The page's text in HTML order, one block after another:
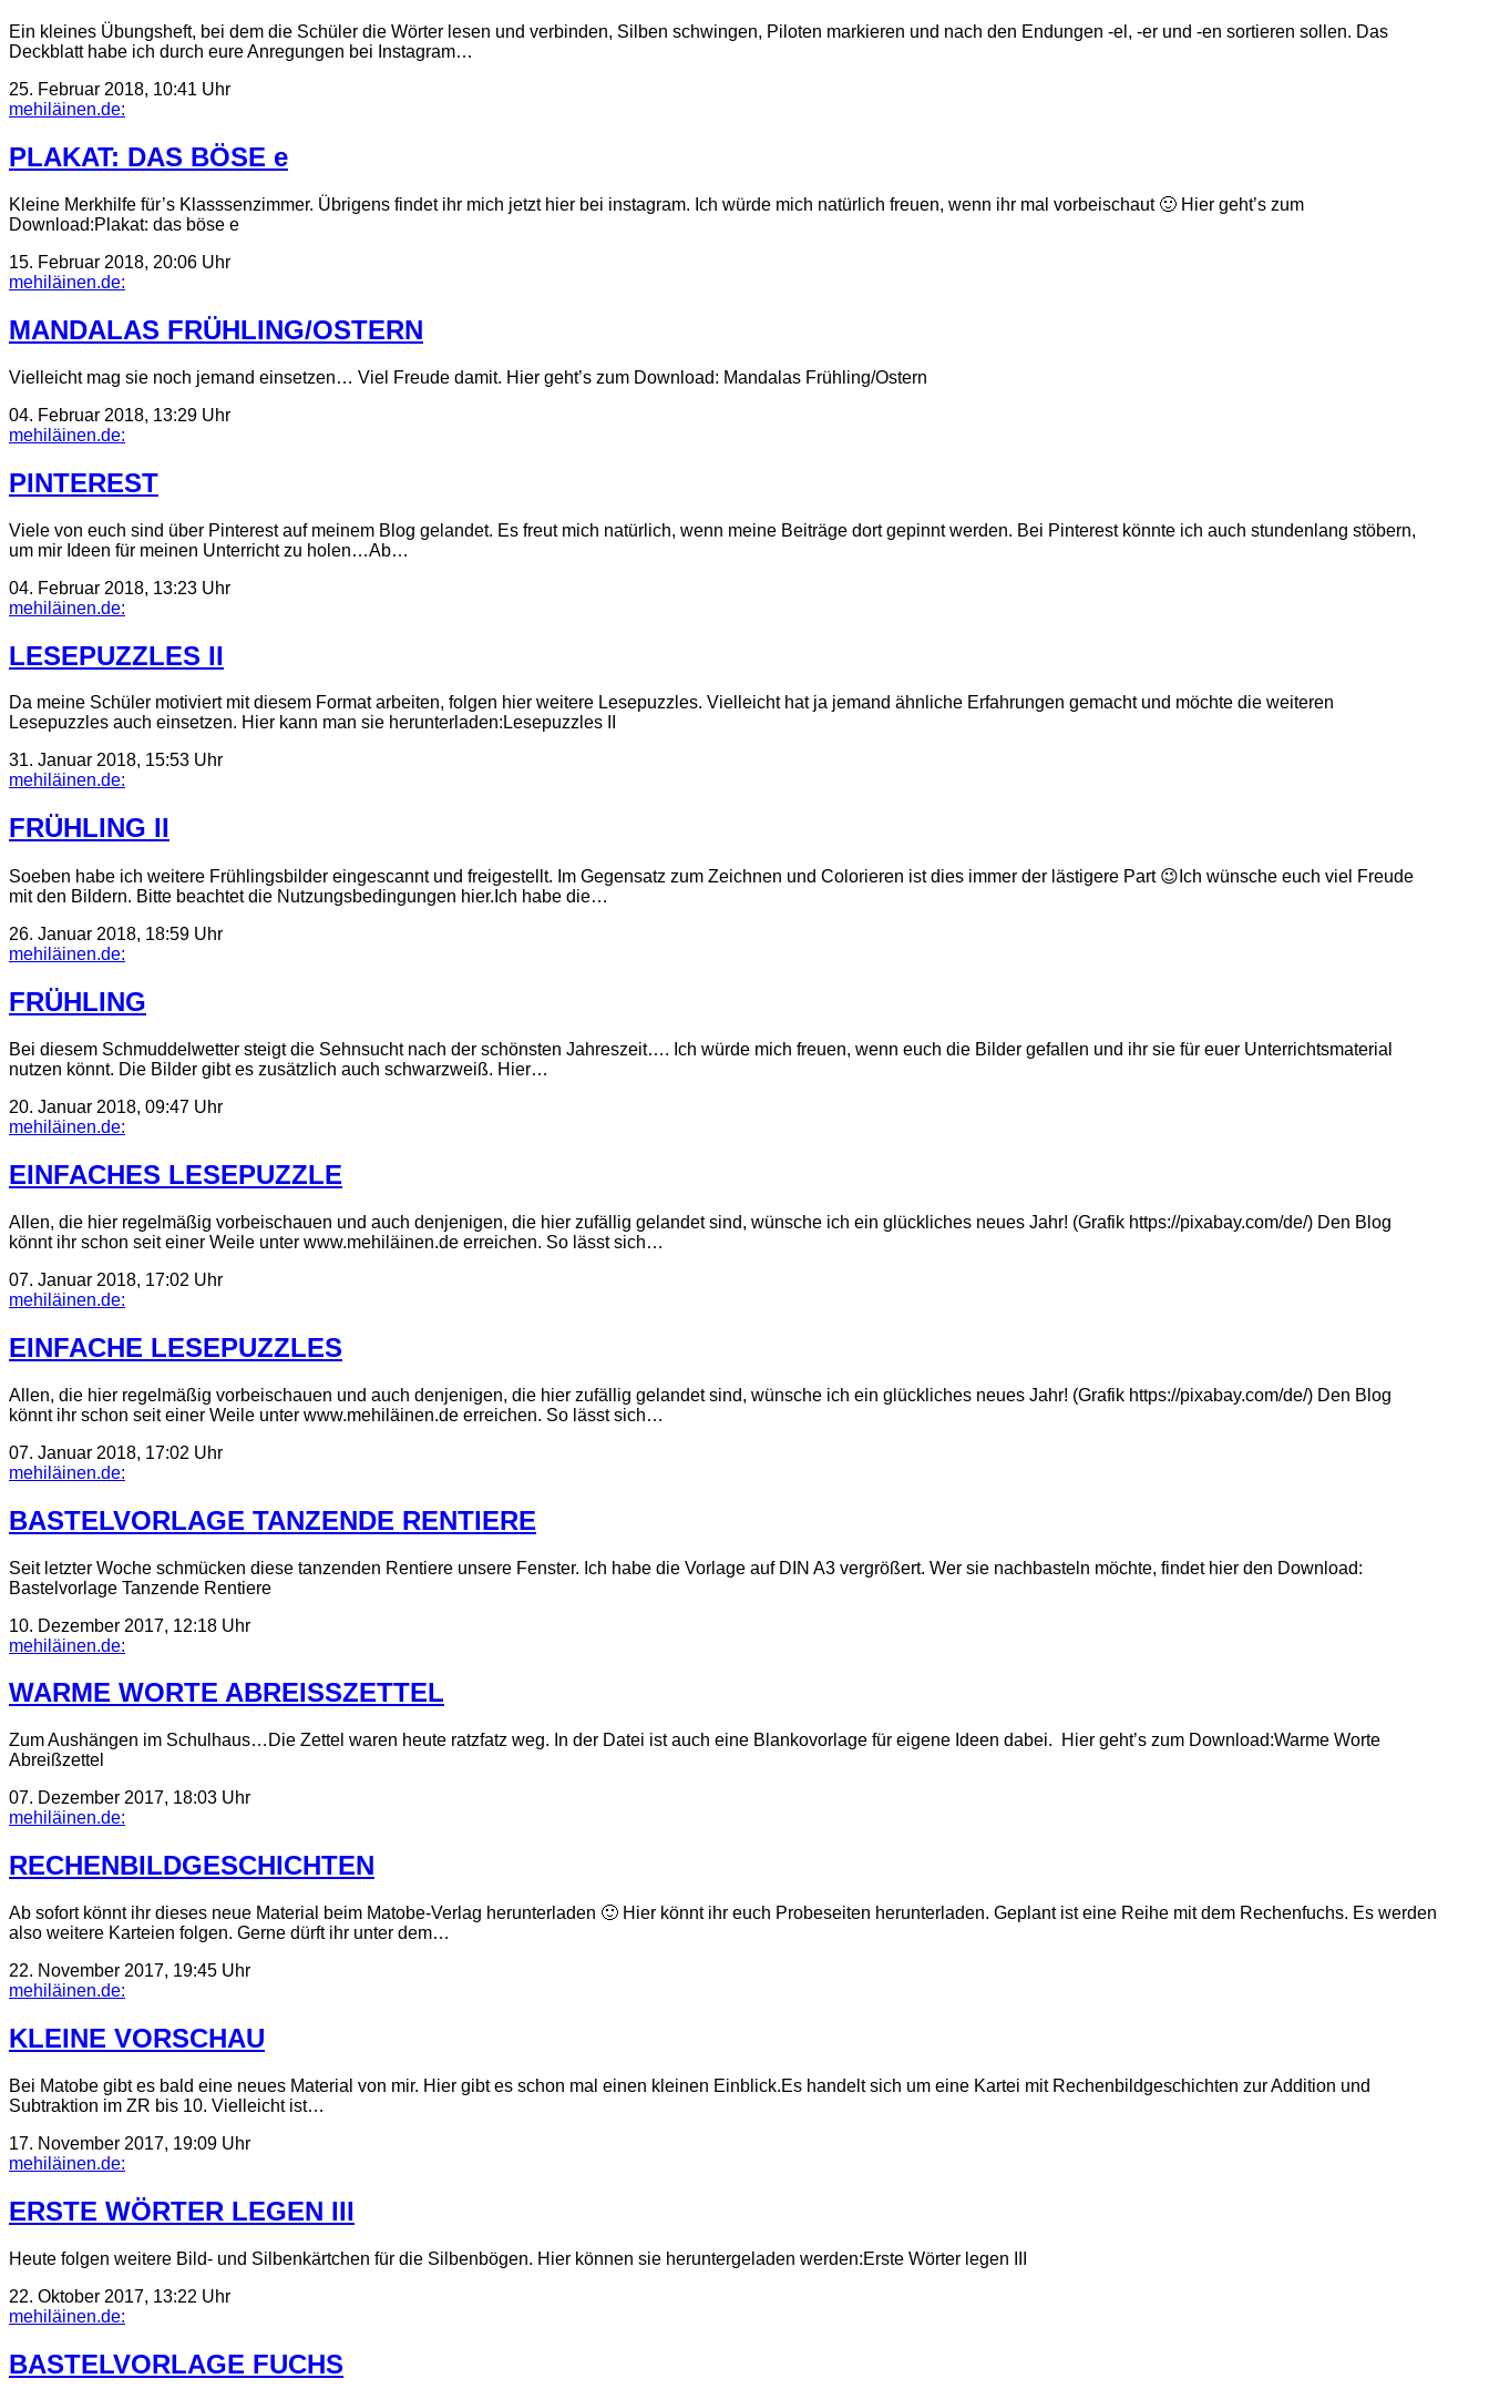
Ein kleines Übungsheft, bei dem die Schüler die Wörter lesen und verbinden, Silben schwingen, Piloten markieren und nach den Endungen -el, -er und -en sortieren sollen. Das
Deckblatt habe ich durch eure Anregungen bei Instagram…
25. Februar 2018, 10:41 Uhr
mehiläinen.de:
PLAKAT: DAS BÖSE e
Kleine Merkhilfe für’s Klasssenzimmer. Übrigens findet ihr mich jetzt hier bei instagram. Ich würde mich natürlich freuen, wenn ihr mal vorbeischaut 🙂 Hier geht’s zum
Download:Plakat: das böse e
15. Februar 2018, 20:06 Uhr
mehiläinen.de:
MANDALAS FRÜHLING/OSTERN
Vielleicht mag sie noch jemand einsetzen… Viel Freude damit. Hier geht’s zum Download: Mandalas Frühling/Ostern
04. Februar 2018, 13:29 Uhr
mehiläinen.de:
PINTEREST
Viele von euch sind über Pinterest auf meinem Blog gelandet. Es freut mich natürlich, wenn meine Beiträge dort gepinnt werden. Bei Pinterest könnte ich auch stundenlang stöbern,
um mir Ideen für meinen Unterricht zu holen…Ab…
04. Februar 2018, 13:23 Uhr
mehiläinen.de:
LESEPUZZLES II
Da meine Schüler motiviert mit diesem Format arbeiten, folgen hier weitere Lesepuzzles. Vielleicht hat ja jemand ähnliche Erfahrungen gemacht und möchte die weiteren
Lesepuzzles auch einsetzen. Hier kann man sie herunterladen:Lesepuzzles II
31. Januar 2018, 15:53 Uhr
mehiläinen.de:
FRÜHLING II
Soeben habe ich weitere Frühlingsbilder eingescannt und freigestellt. Im Gegensatz zum Zeichnen und Colorieren ist dies immer der lästigere Part 😉Ich wünsche euch viel Freude
mit den Bildern. Bitte beachtet die Nutzungsbedingungen hier.Ich habe die…
26. Januar 2018, 18:59 Uhr
mehiläinen.de:
FRÜHLING
Bei diesem Schmuddelwetter steigt die Sehnsucht nach der schönsten Jahreszeit…. Ich würde mich freuen, wenn euch die Bilder gefallen und ihr sie für euer Unterrichtsmaterial
nutzen könnt. Die Bilder gibt es zusätzlich auch schwarzweiß. Hier…
20. Januar 2018, 09:47 Uhr
mehiläinen.de:
EINFACHES LESEPUZZLE
Allen, die hier regelmäßig vorbeischauen und auch denjenigen, die hier zufällig gelandet sind, wünsche ich ein glückliches neues Jahr! (Grafik https://pixabay.com/de/) Den Blog
könnt ihr schon seit einer Weile unter www.mehiläinen.de erreichen. So lässt sich…
07. Januar 2018, 17:02 Uhr
mehiläinen.de:
EINFACHE LESEPUZZLES
Allen, die hier regelmäßig vorbeischauen und auch denjenigen, die hier zufällig gelandet sind, wünsche ich ein glückliches neues Jahr! (Grafik https://pixabay.com/de/) Den Blog
könnt ihr schon seit einer Weile unter www.mehiläinen.de erreichen. So lässt sich…
07. Januar 2018, 17:02 Uhr
mehiläinen.de:
BASTELVORLAGE TANZENDE RENTIERE
Seit letzter Woche schmücken diese tanzenden Rentiere unsere Fenster. Ich habe die Vorlage auf DIN A3 vergrößert. Wer sie nachbasteln möchte, findet hier den Download:
Bastelvorlage Tanzende Rentiere
10. Dezember 2017, 12:18 Uhr
mehiläinen.de:
WARME WORTE ABREISSZETTEL
Zum Aushängen im Schulhaus…Die Zettel waren heute ratzfatz weg. In der Datei ist auch eine Blankovorlage für eigene Ideen dabei. Hier geht’s zum Download:Warme Worte
Abreißzettel
07. Dezember 2017, 18:03 Uhr
mehiläinen.de:
RECHENBILDGESCHICHTEN
Ab sofort könnt ihr dieses neue Material beim Matobe-Verlag herunterladen 🙂 Hier könnt ihr euch Probeseiten herunterladen. Geplant ist eine Reihe mit dem Rechenfuchs. Es werden
also weitere Karteien folgen. Gerne dürft ihr unter dem…
22. November 2017, 19:45 Uhr
mehiläinen.de:
KLEINE VORSCHAU
Bei Matobe gibt es bald eine neues Material von mir. Hier gibt es schon mal einen kleinen Einblick.Es handelt sich um eine Kartei mit Rechenbildgeschichten zur Addition und
Subtraktion im ZR bis 10. Vielleicht ist…
17. November 2017, 19:09 Uhr
mehiläinen.de:
ERSTE WÖRTER LEGEN III
Heute folgen weitere Bild- und Silbenkärtchen für die Silbenbögen. Hier können sie heruntergeladen werden:Erste Wörter legen III
22. Oktober 2017, 13:22 Uhr
mehiläinen.de:
BASTELVORLAGE FUCHS